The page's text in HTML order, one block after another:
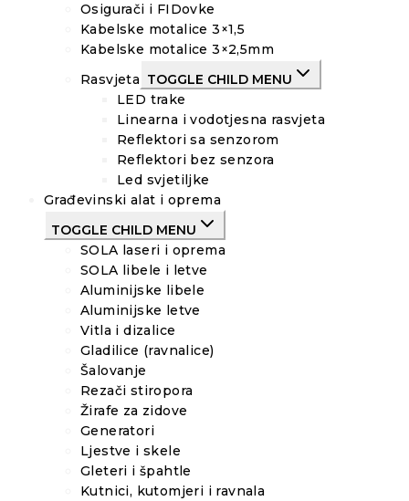
Osigurači i FIDovke
Kabelske motalice 3×1,5
Kabelske motalice 3×2,5mm
Rasvjeta TOGGLE CHILD MENU
LED trake
Linearna i vodotjesna rasvjeta
Reflektori sa senzorom
Reflektori bez senzora
Led svjetiljke
Građevinski alat i oprema
TOGGLE CHILD MENU
SOLA laseri i oprema
SOLA libele i letve
Aluminijske libele
Aluminijske letve
Vitla i dizalice
Gladilice (ravnalice)
Šalovanje
Rezači stiropora
Žirafe za zidove
Generatori
Ljestve i skele
Gleteri i špahtle
Kutnici, kutomjeri i ravnala